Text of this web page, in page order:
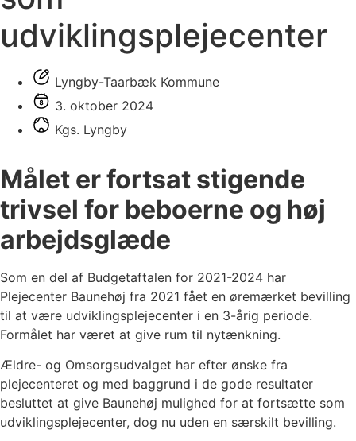
udviklingsplejecenter
Lyngby-Taarbæk Kommune
3. oktober 2024
Kgs. Lyngby
Målet er fortsat stigende
trivsel for beboerne og høj
arbejdsglæde
Som en del af Budgetaftalen for 2021-2024 har
Plejecenter Baunehøj fra 2021 fået en øremærket bevilling
til at være udviklingsplejecenter i en 3-årig periode.
Formålet har været at give rum til nytænkning.
Ældre- og Omsorgsudvalget har efter ønske fra
plejecenteret og med baggrund i de gode resultater
besluttet at give Baunehøj mulighed for at fortsætte som
udviklingsplejecenter, dog nu uden en særskilt bevilling.